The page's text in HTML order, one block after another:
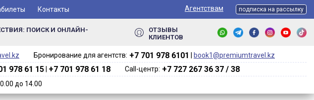
Контакты Агентствам подписка на рассылку
ПОИСК И ОНЛАЙН-
ОТЗЫВЫ
КЛИЕНТОВ
Бронирование для агентств: +7 701 978 6101‬
book1@premiumtravel.kz
978 61 15 +7 701 978 61 18 Call-центр: +7 727 267 36 37 / 38
до 14.00